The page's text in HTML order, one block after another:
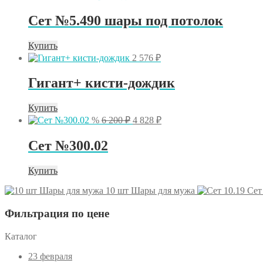
Сет №5.490 шары под потолок
Купить
2 576 ₽
Гигант+ кисти-дождик
Купить
% 6 200₽ Первоначальная
4 828 ₽Текущая
Сет №300.02
Купить
10 шт Шары для мужа
Фильтрация по цене
Каталог
23 февраля